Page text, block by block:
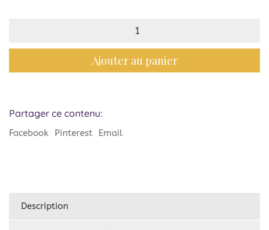
Ajouter au panier
Partager ce contenu:
Facebook Pinterest Email
Description